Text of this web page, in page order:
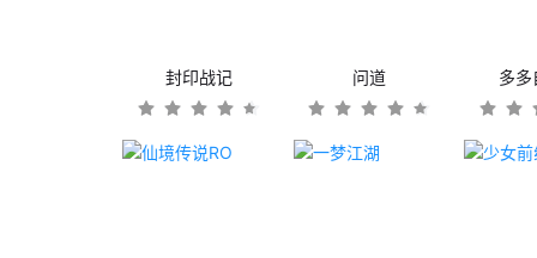
封印战记 问道 多多